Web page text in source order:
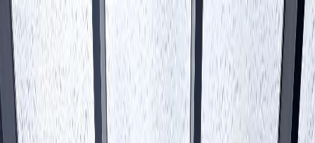
VerandaProjecten Werkwijze Kennisbank Contact
Offerte
samenstellen
Veranda Projecten Werkwijze Kennisbank Contact
Offerte
samenstellen
+31 (0)546 22 30 87
info@asymmetrie.nl
Aluminium veranda's & overkappingen op maat